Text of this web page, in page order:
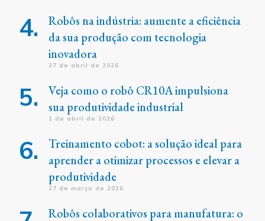
Robôs na indústria: aumente a eficiência
da sua produção com tecnologia
inovadora
27 de abril de 2026
Veja como o robô CR10A impulsiona
sua produtividade industrial
1 de abril de 2026
Treinamento cobot: a solução ideal para
aprender a otimizar processos e elevar a
produtividade
27 de março de 2026
Robôs colaborativos para manufatura: o